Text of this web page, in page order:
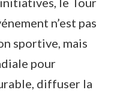
n’est pas
sportive, mais
pour
diffuser la